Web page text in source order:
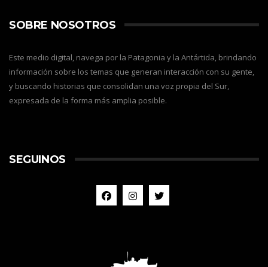
SOBRE NOSOTROS
Este medio digital, navega por la Patagonia y la Antártida, brindando
información sobre los temas que generan interacción con su gente,
y buscando historias que consolidan una voz propia del Sur,
expresada de la forma más amplia posible.
SEGUINOS